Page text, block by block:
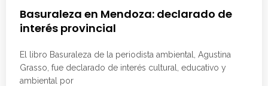
Basuraleza en Mendoza: declarado de
interés provincial
El libro Basuraleza de la periodista ambiental, Agustina
Grasso, fue declarado de interés cultural, educativo y
ambiental por